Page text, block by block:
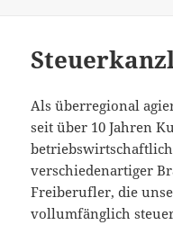
Als überregional
seit über 10 Jahren
verschiedenartiger
Freiberufler, die
vollumfänglich